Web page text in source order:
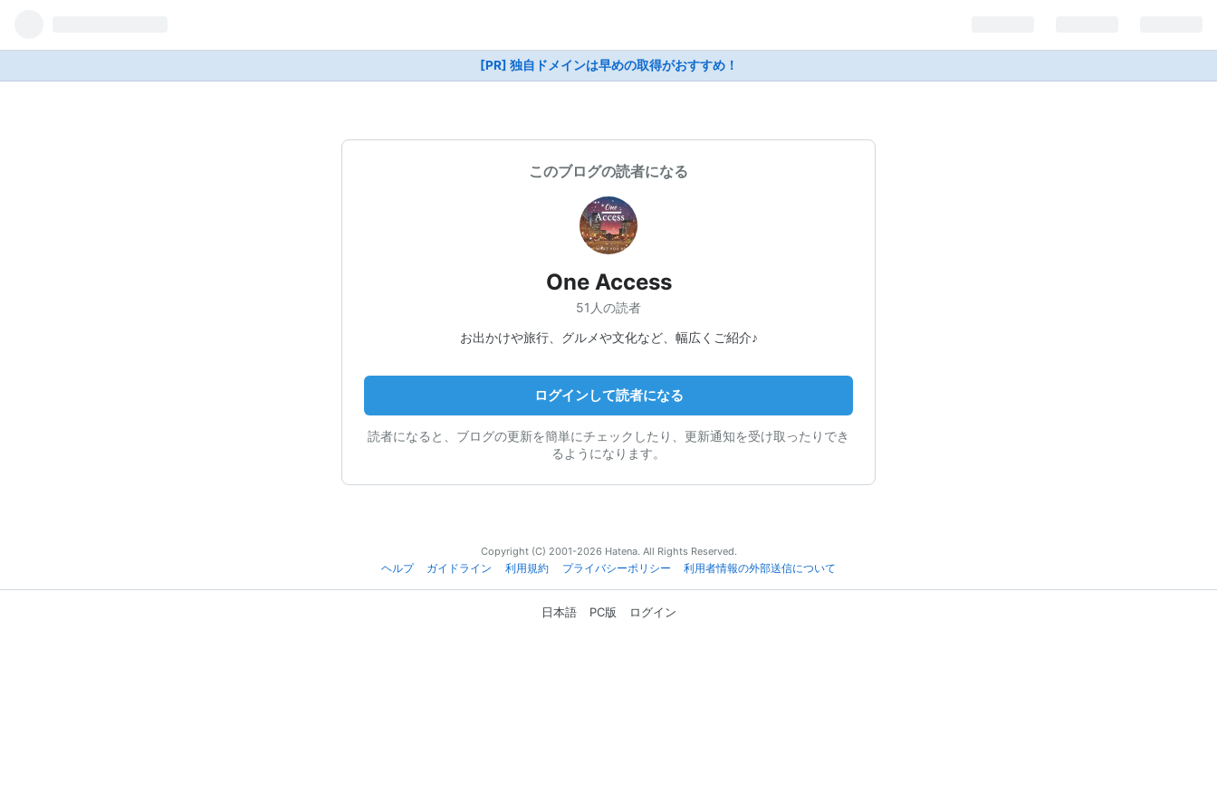
[PR] 独自ドメインは早めの取得がおすすめ！
このブログの読者になる
One Access
51人の読者
お出かけや旅行、グルメや文化など、幅広くご紹介♪
ログインして読者になる
読者になると、ブログの更新を簡単にチェックしたり、更新通知を受け取ったりでき
るようになります。
Copyright (C) 2001-2026 Hatena. All Rights Reserved.
ヘルプ
ガイドライン 利用規約 プライバシーポリシー 利用者情報の外部送信について
日本語 PC版 ログイン